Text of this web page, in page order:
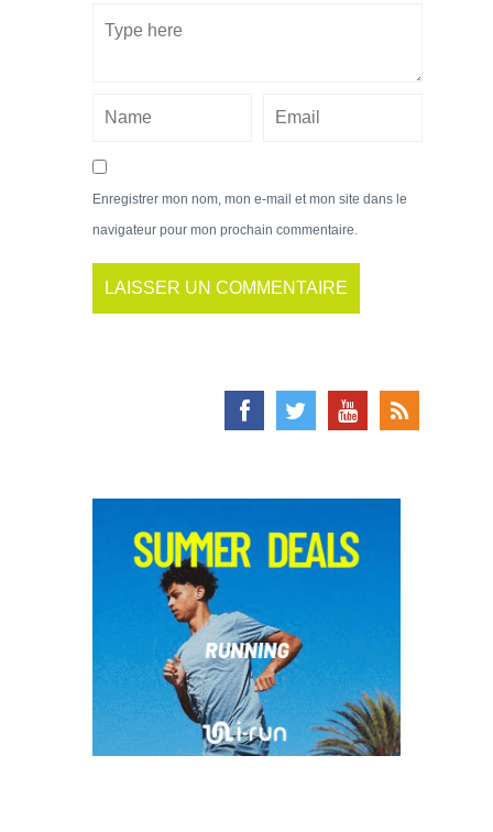
Enregistrer mon nom, mon e-mail et mon site dans le
navigateur pour mon prochain commentaire.